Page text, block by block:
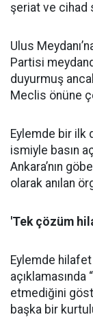
şeriat ve cihad
Ulus
Partisi
duyurmuş
Meclis önüne
Eylemde bir ilk
ismiyle basın
Ankara’nın
olarak anılan
'Tek çözüm
Eylemde hilafet
etmediğini
başka bir